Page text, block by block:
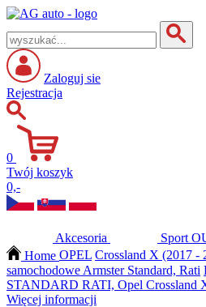
Zaloguj sie
Rejestracja
0
Twój koszyk
0,-
Akcesoria Sport
Home OPEL Crossland X (2017 -
samochodowe Armster Standard, Rati
STANDARD RATI, Opel Crossland
Więcej informacji